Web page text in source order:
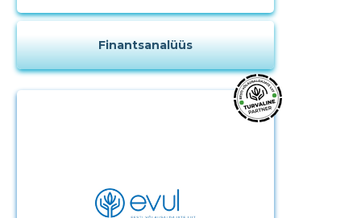
Finantsanalüüs